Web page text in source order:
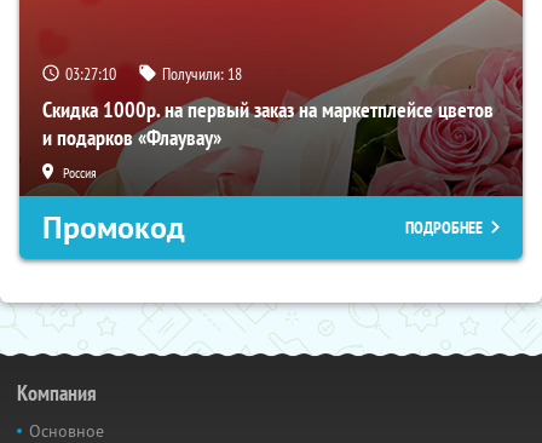
03:27:09 Получили: 18
Скидка 1000р. на первый заказ на маркетплейсе цветов
и подарков «Флаувау»
Россия
Промокод ПОДРОБНЕЕ
Компания
Основное